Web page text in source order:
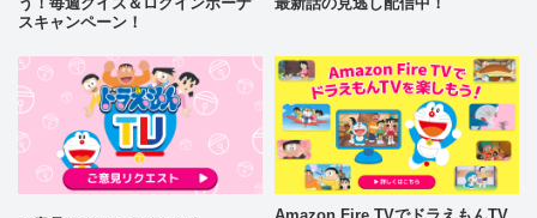
スキャンペーン！